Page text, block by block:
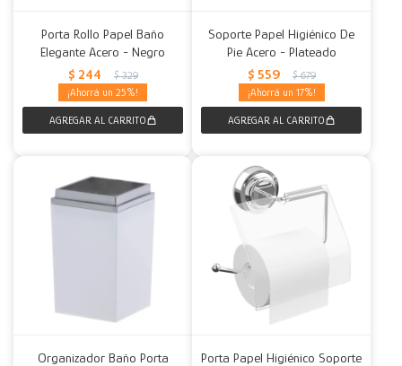
Porta Rollo Papel Baño
Elegante Acero - Negro
$ 244 $ 329
25
Soporte Papel Higiénico De
Pie Acero - Plateado
$ 559 $ 679
17
Organizador Baño Porta
Porta Papel Higiénico Soporte